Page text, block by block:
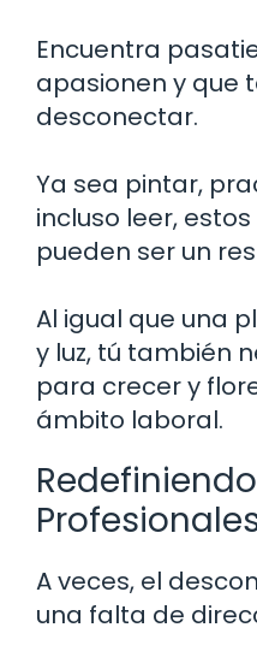
Encuentra
apasionen y que
desconectar.
Ya sea pintar,
incluso leer,
pueden ser un
Al igual que una
y luz, tú también
para crecer y
ámbito laboral.
A veces, el
una falta de